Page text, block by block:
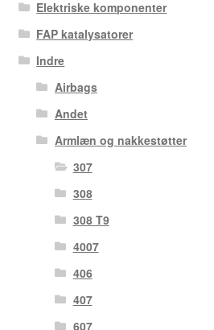
Elektriske komponenter
FAP katalysatorer
Indre
Airbags
Andet
Armlæn og nakkestøtter
307
308
308 T9
4007
406
407
607